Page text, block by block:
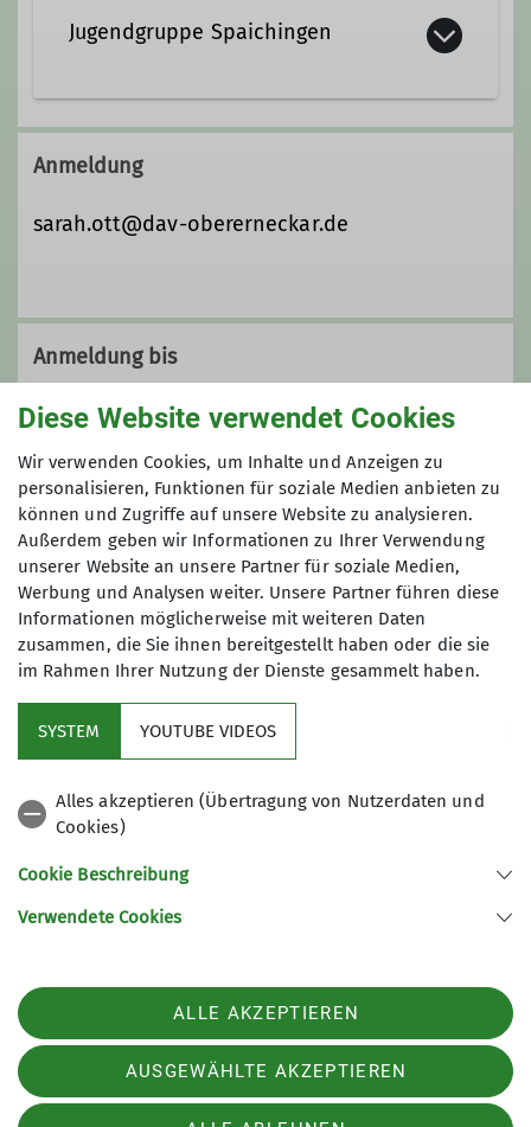
wurde wurde 1967 gegründet und ist
Umgebung.
... mehr unter Details.
Details
Jugendgruppe Spaichingen
Wir sind immer unterwegs beim
Klettern, Bergsteigen und einfach
gemeinsam Spaß haben. Das ist die
Jugendgruppe Spaichingen.
Anmeldung
sarah.ott@dav-obererneckar.de
Anmeldung bis
24.02.2026
Preis
70 €
78628 Rottweil
Telefon +4974129026611
Diese Website verwendet Cookies
Wir verwenden Cookies, um Inhalte und Anzeigen zu
personalisieren, Funktionen für soziale Medien anbieten zu
können und Zugriffe auf unsere Website zu analysieren.
Außerdem geben wir Informationen zu Ihrer Verwendung
unserer Website an unsere Partner für soziale Medien,
Werbung und Analysen weiter. Unsere Partner führen diese
Informationen möglicherweise mit weiteren Daten
zusammen, die Sie ihnen bereitgestellt haben oder die sie
im Rahmen Ihrer Nutzung der Dienste gesammelt haben.
SYSTEM YOUTUBE VIDEOS
Alles akzeptieren (Übertragung von Nutzerdaten und
Cookies)
Cookie Beschreibung
Verwendete Cookies
ALLE AKZEPTIEREN
AUSGEWÄHLTE AKZEPTIEREN